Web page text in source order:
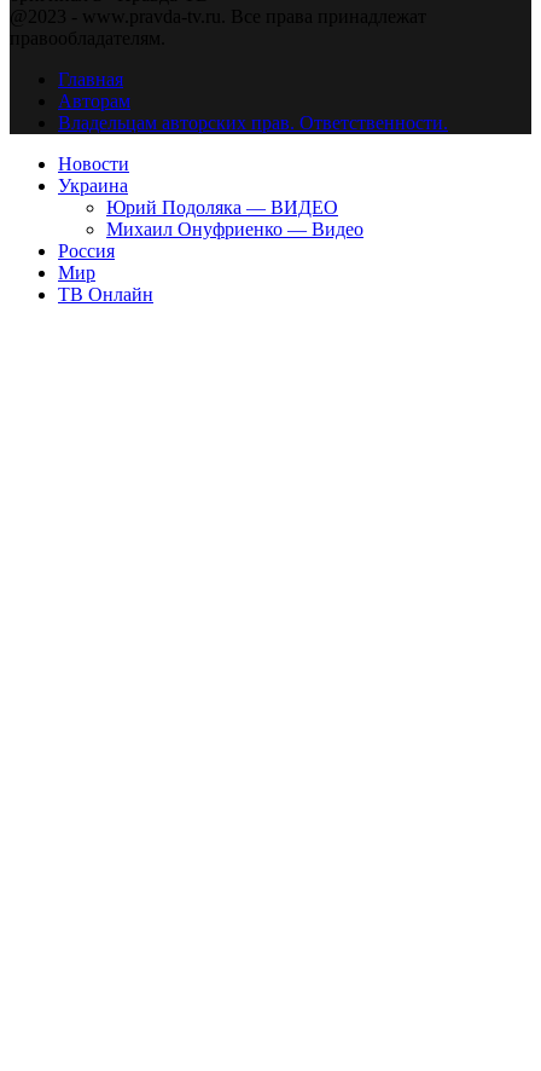
@2023 - www.pravda-tv.ru. Все права принадлежат
правообладателям.
Главная
Авторам
Владельцам авторских прав. Ответственности.
Новости
Украина
Юрий Подоляка — ВИДЕО
Михаил Онуфриенко — Видео
Россия
Мир
ТВ Онлайн